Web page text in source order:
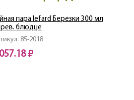
85-2018
пара lefard Березки 300 мл
блюдце
₽